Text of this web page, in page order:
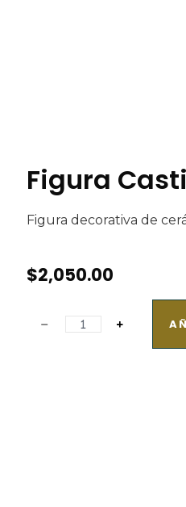
Figura
Figura decorativa de
$2,050.00